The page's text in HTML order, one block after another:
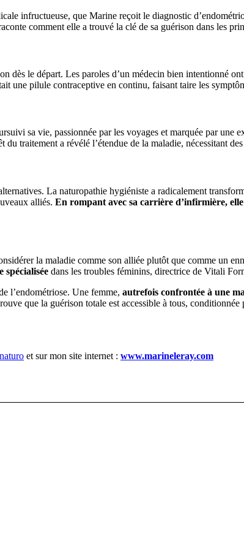
infructueuse, que Marine reçoit le diagnostic
comment elle a trouvé la clé de sa guérison dans les
dès le départ. Les paroles d’un médecin bien intentionné
une pilule contraceptive en continu, faisant taire les
sa vie, passionnée par les voyages et marquée par
traitement a révélé l’étendue de la maladie, nécessitant
La naturopathie hygiéniste a radicalement
alliés. En rompant avec sa carrière d’infirmière,
la maladie comme son alliée plutôt que comme un
spécialisée dans les troubles féminins, directrice de Vitali
l’endométriose. Une femme, autrefois confrontée à une
que la guérison totale est accessible à tous,
et sur mon site internet : www.marineleray.com